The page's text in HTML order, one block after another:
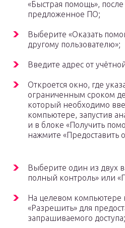
«Быстрая помощь», после
предложенное ПО;
Выберите «Оказать
другому пользователю»;
Введите адрес от
Откроется окно, где
ограниченным сроком
который необходимо
компьютере, запустив
и в блоке «Получить
нажмите «Предоставить
Выберите один из двух
полный контроль» или
На целевом компьютере
«Разрешить» для
запрашиваемого доступа;